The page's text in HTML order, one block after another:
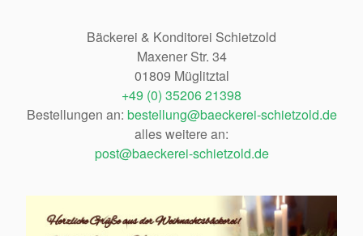
Bäckerei & Konditorei Schietzold
Maxener Str. 34
01809 Müglitztal
+49 (0) 35206 21398
Bestellungen an: bestellung@baeckerei-schietzold.de
alles weitere an:
post@baeckerei-schietzold.de